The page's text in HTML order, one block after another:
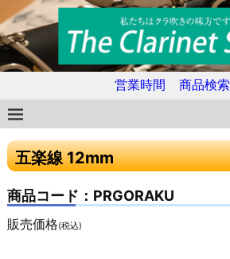
営業時間 商品検索
五楽線 12mm
商品コード：PRGORAKU
販売価格(税込)